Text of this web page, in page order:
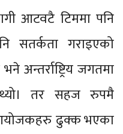
आटवटै टिममा पनि
सतर्कता गराइएको
अन्तर्राष्ट्रिय जगतमा
तर सहज रुपमै
आयोजकहरु ढुक्क भएका